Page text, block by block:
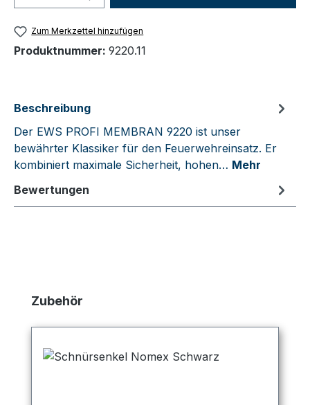
Zum Merkzettel hinzufügen
Produktnummer: 9220.11
Beschreibung
Der EWS PROFI MEMBRAN 9220 ist unser
bewährter Klassiker für den Feuerwehreinsatz. Er
kombiniert maximale Sicherheit, hohen… Mehr
Bewertungen
Produktgalerie überspringen
Zubehör